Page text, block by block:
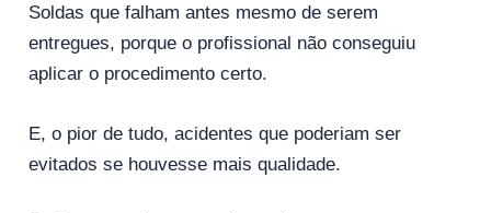
Soldas que falham antes mesmo de serem
entregues, porque o profissional não conseguiu
aplicar o procedimento certo.
E, o pior de tudo, acidentes que poderiam ser
evitados se houvesse mais qualidade.